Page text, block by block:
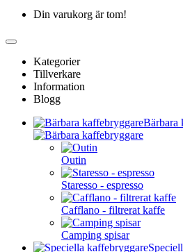
Din varukorg är tom!
Kategorier
Tillverkare
Information
Blogg
Bärbara
Outin
Staresso - espresso
Cafflano - filtrerat kaffe
Camping spisar